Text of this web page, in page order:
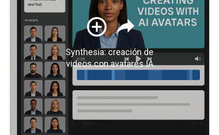
Synthesia: creación de
videos con avatares IA